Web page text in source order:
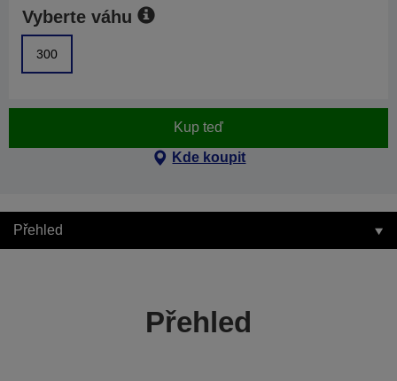
Vyberte váhu
300
Kup teď
Kde koupit
Přehled
Přehled